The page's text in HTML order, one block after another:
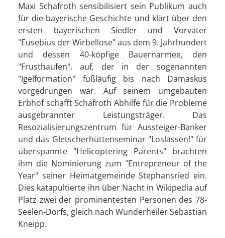
Maxi Schafroth sensibilisiert sein Publikum auch
für die bayerische Geschichte und klärt über den
ersten bayerischen Siedler und Vorvater
"Eusebius der Wirbellose" aus dem 9. Jahrhundert
und dessen 40-köpfige Bauernarmee, den
"Frusthaufen", auf, der in der sogenannten
"Igelformation" fußläufig bis nach Damaskus
vorgedrungen war. Auf seinem umgebauten
Erbhof schafft Schafroth Abhilfe für die Probleme
ausgebrannter Leistungsträger. Das
Resozialisierungszentrum für Aussteiger-Banker
und das Gletscherhüttenseminar "Loslassen!" für
überspannte "Helicoptering Parents" brachten
ihm die Nominierung zum "Entrepreneur of the
Year" seiner Heimatgemeinde Stephansried ein.
Dies katapultierte ihn über Nacht in Wikipedia auf
Platz zwei der prominentesten Personen des 78-
Seelen-Dorfs, gleich nach Wunderheiler Sebastian
Kneipp.